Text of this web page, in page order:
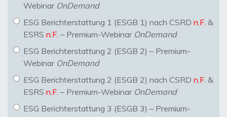
Webinar OnDemand
ESG Berichterstattung 1 (ESGB 1) nach CSRD n.F. &
ESRS n.F. – Premium-Webinar OnDemand
ESG Berichterstattung 2 (ESGB 2) – Premium-
Webinar OnDemand
ESG Berichterstattung 2 (ESGB 2) nach CSRD n.F. &
ESRS n.F. – Premium-Webinar OnDemand
ESG Berichterstattung 3 (ESGB 3) – Premium-